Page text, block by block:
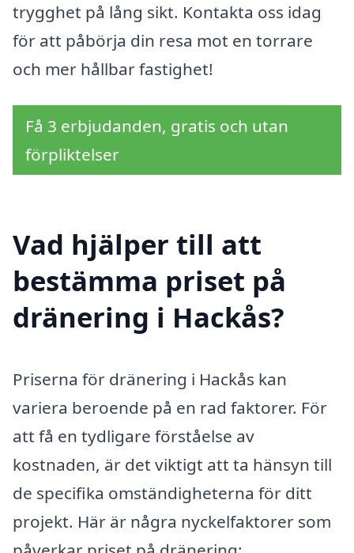
trygghet på lång sikt. Kontakta oss idag
för att påbörja din resa mot en torrare
och mer hållbar fastighet!
Få 3 erbjudanden, gratis och utan
förpliktelser
Vad hjälper till att
bestämma priset på
dränering i Hackås?
Priserna för dränering i Hackås kan
variera beroende på en rad faktorer. För
att få en tydligare förståelse av
kostnaden, är det viktigt att ta hänsyn till
de specifika omständigheterna för ditt
projekt. Här är några nyckelfaktorer som